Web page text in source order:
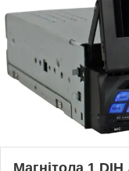
Магнітола 1